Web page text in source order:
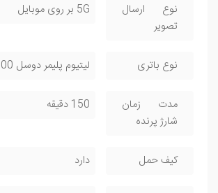
نوع ارسال
تصویر
5G بر روی موبایل
نوع باتری لیتیوم پلیمر دوسل 1800 میلی آمپر
مدت زمان
شارژ پرنده
150 دقیقه
کیف حمل دارد